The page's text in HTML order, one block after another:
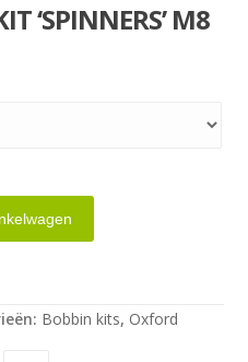
‘SPINNERS’ M8
Bobbin kits, Oxford